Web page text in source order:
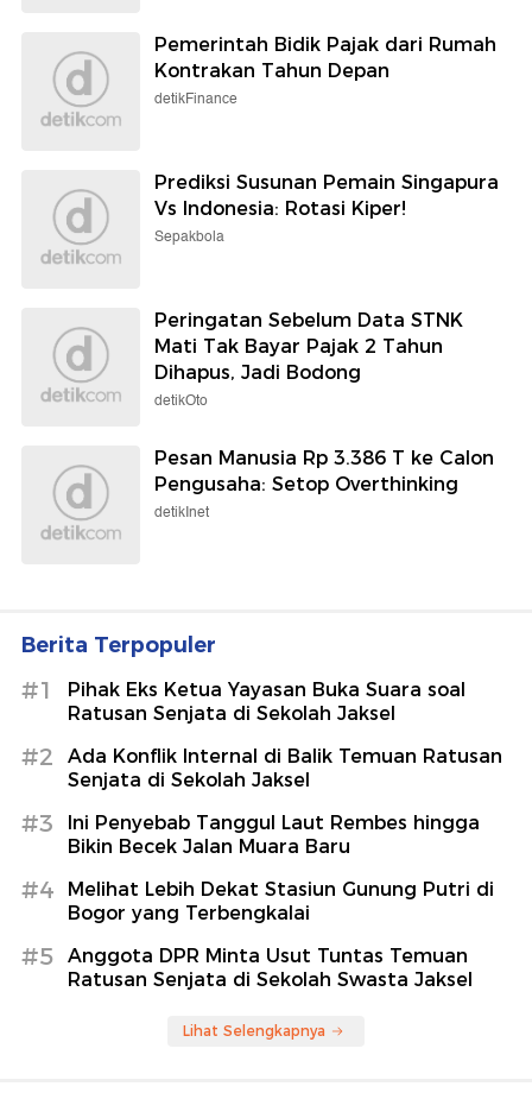
Pemerintah Bidik Pajak dari Rumah
Kontrakan Tahun Depan
detikFinance
Prediksi Susunan Pemain Singapura
Vs Indonesia: Rotasi Kiper!
Sepakbola
Peringatan Sebelum Data STNK
Mati Tak Bayar Pajak 2 Tahun
Dihapus, Jadi Bodong
detikOto
Pesan Manusia Rp 3.386 T ke Calon
Pengusaha: Setop Overthinking
detikInet
Berita Terpopuler
#1
Pihak Eks Ketua Yayasan Buka Suara soal
Ratusan Senjata di Sekolah Jaksel
#2
Ada Konflik Internal di Balik Temuan Ratusan
Senjata di Sekolah Jaksel
#3
Ini Penyebab Tanggul Laut Rembes hingga
Bikin Becek Jalan Muara Baru
#4
Melihat Lebih Dekat Stasiun Gunung Putri di
Bogor yang Terbengkalai
#5
Anggota DPR Minta Usut Tuntas Temuan
Ratusan Senjata di Sekolah Swasta Jaksel
Lihat Selengkapnya